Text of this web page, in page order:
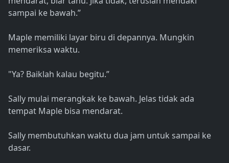
sampai ke bawah.”
Maple memiliki layar biru di depannya. Mungkin
memeriksa waktu.
"Ya? Baiklah kalau begitu.”
Sally mulai merangkak ke bawah. Jelas tidak ada
tempat Maple bisa mendarat.
Sally membutuhkan waktu dua jam untuk sampai ke
dasar.